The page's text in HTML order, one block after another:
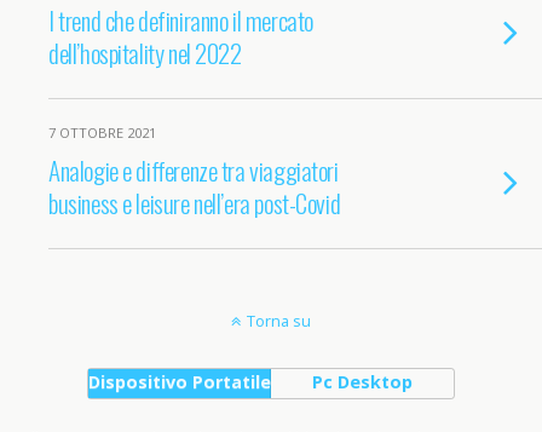
I trend che definiranno il mercato
dell’hospitality nel 2022
7 OTTOBRE 2021
Analogie e differenze tra viaggiatori
business e leisure nell’era post-Covid
Torna su
Dispositivo Portatile Pc Desktop